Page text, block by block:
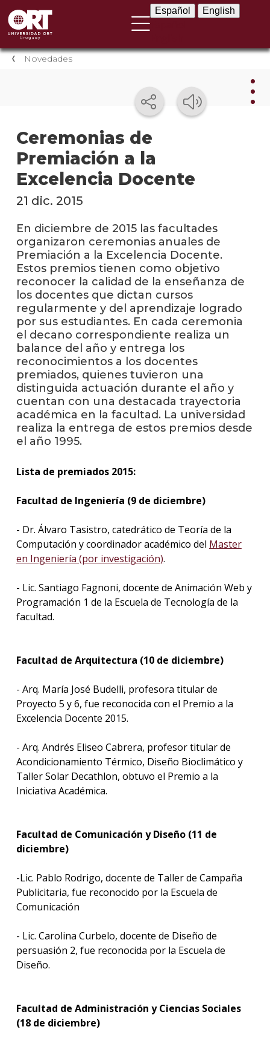
Español English
Novedades
Ceremonias de
Premiación a la
Excelencia Docente
en
21 dic. 2015
En diciembre de 2015 las facultades
organizaron ceremonias anuales de
Premiación a la Excelencia Docente.
Estos premios tienen como objetivo
reconocer la calidad de la enseñanza de
los docentes que dictan cursos
regularmente y del aprendizaje logrado
por sus estudiantes. En cada ceremonia
el decano correspondiente realiza un
balance del año y entrega los
reconocimientos a los docentes
premiados, quienes tuvieron una
distinguida actuación durante el año y
cuentan con una destacada trayectoria
académica en la facultad. La universidad
realiza la entrega de estos premios desde
el año 1995.
Lista de premiados 2015:
Facultad de Ingeniería (9 de diciembre)
- Dr. Álvaro Tasistro, catedrático de Teoría de la
Computación y coordinador académico del Master
en Ingeniería (por investigación).
- Lic. Santiago Fagnoni, docente de Animación Web y
Programación 1 de la Escuela de Tecnología de la
facultad.
Facultad de Arquitectura (10 de diciembre)
- Arq. María José Budelli, profesora titular de
Proyecto 5 y 6, fue reconocida con el Premio a la
Excelencia Docente 2015.
- Arq. Andrés Eliseo Cabrera, profesor titular de
Acondicionamiento Térmico, Diseño Bioclimático y
Taller Solar Decathlon, obtuvo el Premio a la
Iniciativa Académica.
Facultad de Comunicación y Diseño (11 de
diciembre)
-Lic. Pablo Rodrigo, docente de Taller de Campaña
Publicitaria, fue reconocido por la Escuela de
Comunicación
- Lic. Carolina Curbelo, docente de Diseño de
persuasión 2, fue reconocida por la Escuela de
Diseño.
Facultad de Administración y Ciencias Sociales
(18 de diciembre)